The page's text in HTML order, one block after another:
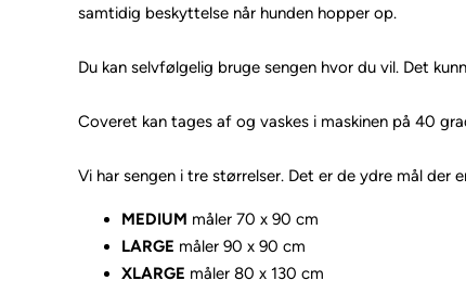
samtidig beskyttelse når hunden hopper op.
Du kan selvfølgelig bruge sengen hvor du vil. Det
Coveret kan tages af og vaskes i maskinen på 40
Vi har sengen i tre størrelser. Det er de ydre mål der
MEDIUM måler 70 x 90 cm
LARGE måler 90 x 90 cm
XLARGE måler 80 x 130 cm